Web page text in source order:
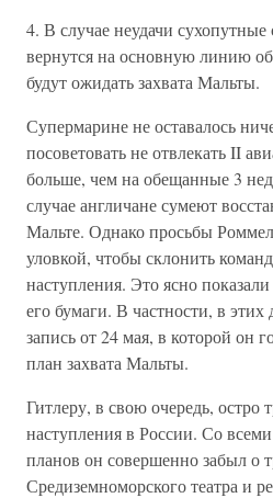
4. В случае неудачи
вернутся на основную линию
будут ожидать захвата Мальты.
Супермарине не оставалось
посоветовать не отвлекать II
больше, чем на обещанные 3
случае англичане сумеют
Мальте. Однако просьбы
уловкой, чтобы склонить
наступления. Это ясно
его бумаги. В частности, в этих
запись от 24 мая, в которой он
план захвата Мальты.
Гитлеру, в свою очередь, остро
наступления в России. Со
планов он совершенно забыл о
Средиземноморского театра и